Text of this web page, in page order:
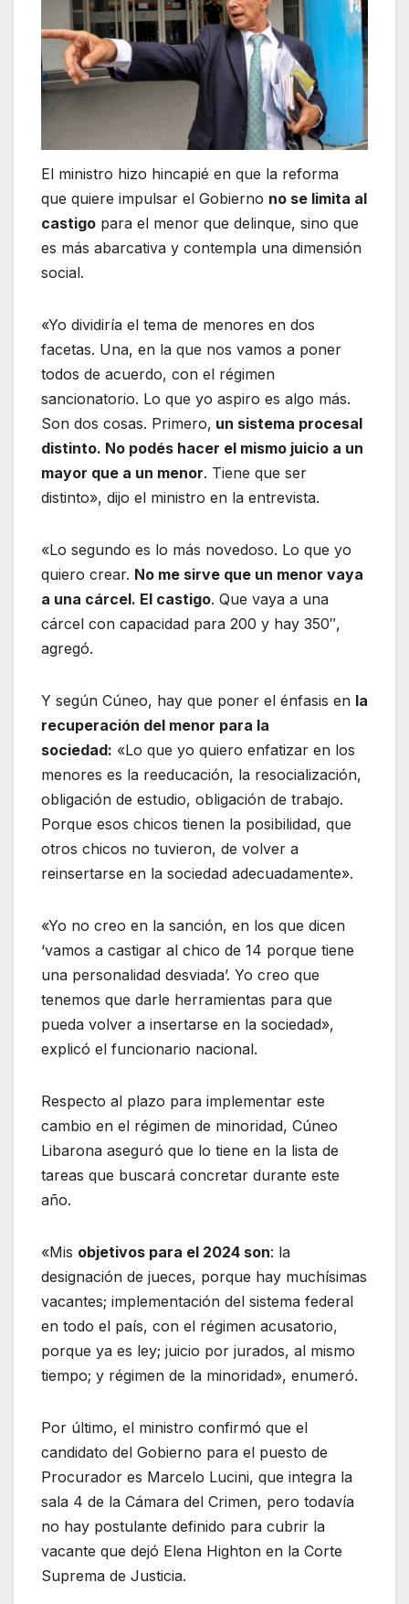
El ministro hizo hincapié en que la reforma
que quiere impulsar el Gobierno no se limita al
castigo para el menor que delinque, sino que
es más abarcativa y contempla una dimensión
social.
«Yo dividiría el tema de menores en dos
facetas. Una, en la que nos vamos a poner
todos de acuerdo, con el régimen
sancionatorio. Lo que yo aspiro es algo más.
Son dos cosas. Primero, un sistema procesal
distinto. No podés hacer el mismo juicio a un
mayor que a un menor. Tiene que ser
distinto», dijo el ministro en la entrevista.
«Lo segundo es lo más novedoso. Lo que yo
quiero crear. No me sirve que un menor vaya
a una cárcel. El castigo. Que vaya a una
cárcel con capacidad para 200 y hay 350″,
agregó.
Y según Cúneo, hay que poner el énfasis en la
recuperación del menor para la
sociedad: «Lo que yo quiero enfatizar en los
menores es la reeducación, la resocialización,
obligación de estudio, obligación de trabajo.
Porque esos chicos tienen la posibilidad, que
otros chicos no tuvieron, de volver a
reinsertarse en la sociedad adecuadamente».
«Yo no creo en la sanción, en los que dicen
‘vamos a castigar al chico de 14 porque tiene
una personalidad desviada’. Yo creo que
tenemos que darle herramientas para que
pueda volver a insertarse en la sociedad»,
explicó el funcionario nacional.
Respecto al plazo para implementar este
cambio en el régimen de minoridad, Cúneo
Libarona aseguró que lo tiene en la lista de
tareas que buscará concretar durante este
año.
«Mis objetivos para el 2024 son: la
designación de jueces, porque hay muchísimas
vacantes; implementación del sistema federal
en todo el país, con el régimen acusatorio,
porque ya es ley; juicio por jurados, al mismo
tiempo; y régimen de la minoridad», enumeró.
Por último, el ministro confirmó que el
candidato del Gobierno para el puesto de
Procurador es Marcelo Lucini, que integra la
sala 4 de la Cámara del Crimen, pero todavía
no hay postulante definido para cubrir la
vacante que dejó Elena Highton en la Corte
Suprema de Justicia.